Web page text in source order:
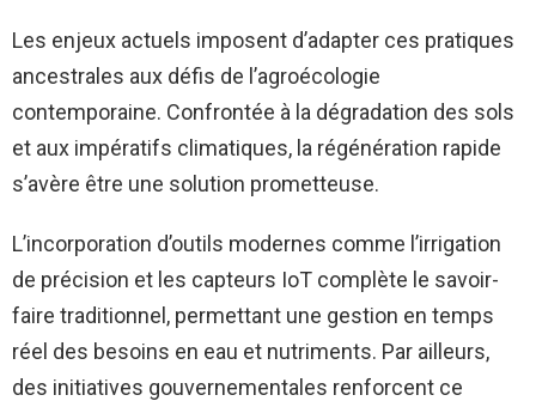
Les enjeux actuels imposent d’adapter ces pratiques
ancestrales aux défis de l’agroécologie
contemporaine. Confrontée à la dégradation des sols
et aux impératifs climatiques, la régénération rapide
s’avère être une solution prometteuse.
L’incorporation d’outils modernes comme l’irrigation
de précision et les capteurs IoT complète le savoir-
faire traditionnel, permettant une gestion en temps
réel des besoins en eau et nutriments. Par ailleurs,
des initiatives gouvernementales renforcent ce